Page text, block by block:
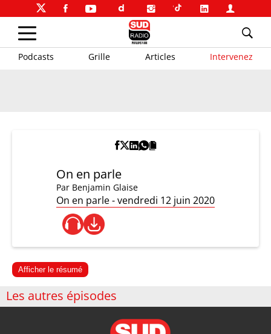
Podcasts Grille Articles Intervenez
On en parle
Par Benjamin Glaise
On en parle - vendredi 12 juin 2020
Afficher le résumé
Les autres épisodes